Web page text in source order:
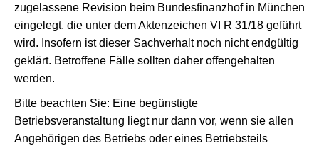
zugelassene Revision beim Bundesfinanzhof in München
eingelegt, die unter dem Aktenzeichen VI R 31/18 geführt
wird. Insofern ist dieser Sachverhalt noch nicht endgültig
geklärt. Betroffene Fälle sollten daher offengehalten
werden.
Bitte beachten Sie: Eine begünstigte
Betriebsveranstaltung liegt nur dann vor, wenn sie allen
Angehörigen des Betriebs oder eines Betriebsteils